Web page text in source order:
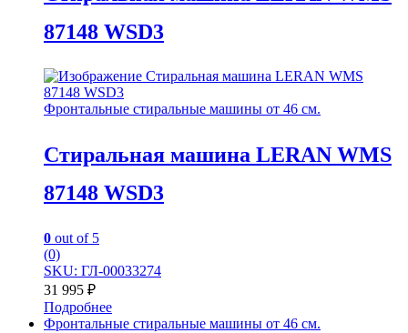
87148 WSD3
Фронтальные стиральные машины от 46 см.
Стиральная машина LERAN WMS
87148 WSD3
0 out of 5
(0)
SKU: ГЛ-00033274
31 995 ₽
Подробнее
Фронтальные стиральные машины от 46 см.